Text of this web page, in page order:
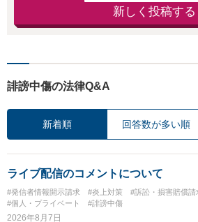
新しく投稿する
誹謗中傷の法律Q&A
新着順 回答数が多い順
ライブ配信のコメントについて
#発信者情報開示請求 #炎上対策 #訴訟・損害賠償請
#個人・プライベート
#誹謗中傷
2026年8月7日